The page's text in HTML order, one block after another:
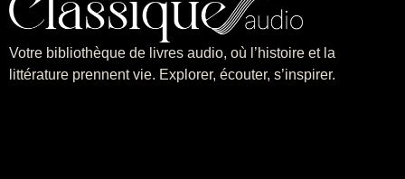
Votre bibliothèque de livres audio, où l’histoire et la
littérature prennent vie. Explorer, écouter, s’inspirer.